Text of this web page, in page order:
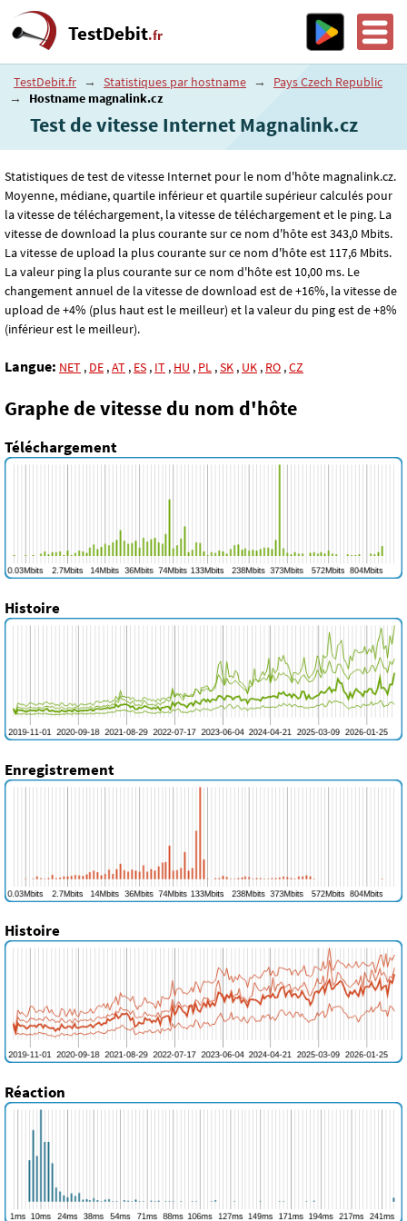
TestDebit.fr
TestDebit.fr → Statistiques par hostname →
Pays Czech Republic
→
Hostname magnalink.cz
Test de vitesse Internet Magnalink.cz
Statistiques de test de vitesse Internet pour le nom d'hôte magnalink.cz.
Moyenne, médiane, quartile inférieur et quartile supérieur calculés pour
la vitesse de téléchargement, la vitesse de téléchargement et le ping. La
vitesse de download la plus courante sur ce nom d'hôte est 343,0 Mbits.
La vitesse de upload la plus courante sur ce nom d'hôte est 117,6 Mbits.
La valeur ping la plus courante sur ce nom d'hôte est 10,00 ms. Le
changement annuel de la vitesse de download est de +16%, la vitesse de
upload de +4% (plus haut est le meilleur) et la valeur du ping est de +8%
(inférieur est le meilleur).
Langue: NET , DE ,AT , ES , IT , HU , PL ,SK , UK , RO ,CZ
Graphe de vitesse du nom d'hôte
Téléchargement
Histoire
Enregistrement
Histoire
Réaction